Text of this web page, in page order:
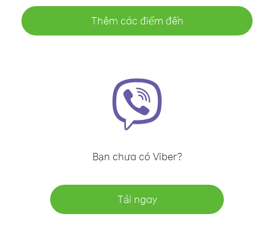
Thêm các điểm đến
Bạn chưa có Viber?
Tải ngay